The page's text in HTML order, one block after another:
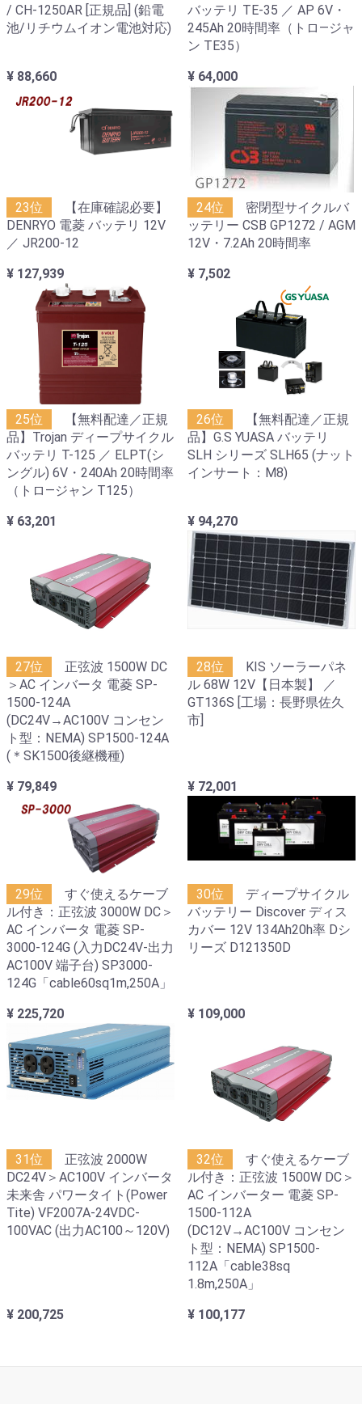
/ CH-1250AR [正規品] (鉛電
池/リチウムイオン電池対応)
¥ 88,660
バッテリ TE-35 ／ AP 6V・
245Ah 20時間率（トロ―ジャ
ン TE35）
¥ 64,000
23位
【在庫確認必要】
DENRYO 電菱 バッテリ 12V
／ JR200-12
¥ 127,939
24位
密閉型サイクルバ
ッテリー CSB GP1272 / AGM
12V・7.2Ah 20時間率
¥ 7,502
25位
【無料配達／正規
品】Trojan ディープサイクル
バッテリ T-125 ／ ELPT(シ
ングル) 6V・240Ah 20時間率
（トロ―ジャン T125）
¥ 63,201
26位
【無料配達／正規
品】G.S YUASA バッテリ
SLH シリーズ SLH65 (ナット
インサート：M8)
¥ 94,270
27位
正弦波 1500W DC
＞AC インバータ 電菱 SP-
1500-124A
(DC24V→AC100V コンセン
ト型：NEMA) SP1500-124A
(＊SK1500後継機種)
¥ 79,849
28位
KIS ソーラーパネ
ル 68W 12V【日本製】 ／
GT136S [工場：長野県佐久
市]
¥ 72,001
29位
すぐ使えるケーブ
ル付き：正弦波 3000W DC＞
AC インバータ 電菱 SP-
3000-124G (入力DC24V-出力
AC100V 端子台) SP3000-
124G「cable60sq1m,250A」
¥ 225,720
30位
ディープサイクル
バッテリー Discover ディス
カバー 12V 134Ah20h率 Dシ
リーズ D121350D
¥ 109,000
31位
正弦波 2000W
DC24V＞AC100V インバータ
未来舎 パワータイト(Power
Tite) VF2007A-24VDC-
100VAC (出力AC100～120V)
¥ 200,725
32位
すぐ使えるケーブ
ル付き：正弦波 1500W DC＞
AC インバーター 電菱 SP-
1500-112A
(DC12V→AC100V コンセン
ト型：NEMA) SP1500-
112A「cable38sq
1.8m,250A」
¥ 100,177